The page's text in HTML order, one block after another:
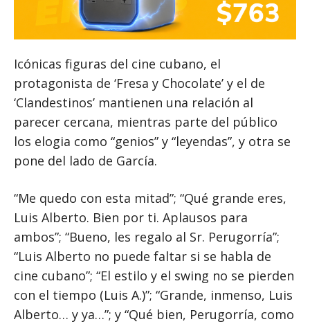
Icónicas figuras del cine cubano, el
protagonista de ‘Fresa y Chocolate’ y el de
‘Clandestinos’ mantienen una relación al
parecer cercana, mientras parte del público
los elogia como “genios” y “leyendas”, y otra se
pone del lado de García.
“Me quedo con esta mitad”; “Qué grande eres,
Luis Alberto. Bien por ti. Aplausos para
ambos”; “Bueno, les regalo al Sr. Perugorría”;
“Luis Alberto no puede faltar si se habla de
cine cubano”; “El estilo y el swing no se pierden
con el tiempo (Luis A.)”; “Grande, inmenso, Luis
Alberto… y ya…”; y “Qué bien, Perugorría, como